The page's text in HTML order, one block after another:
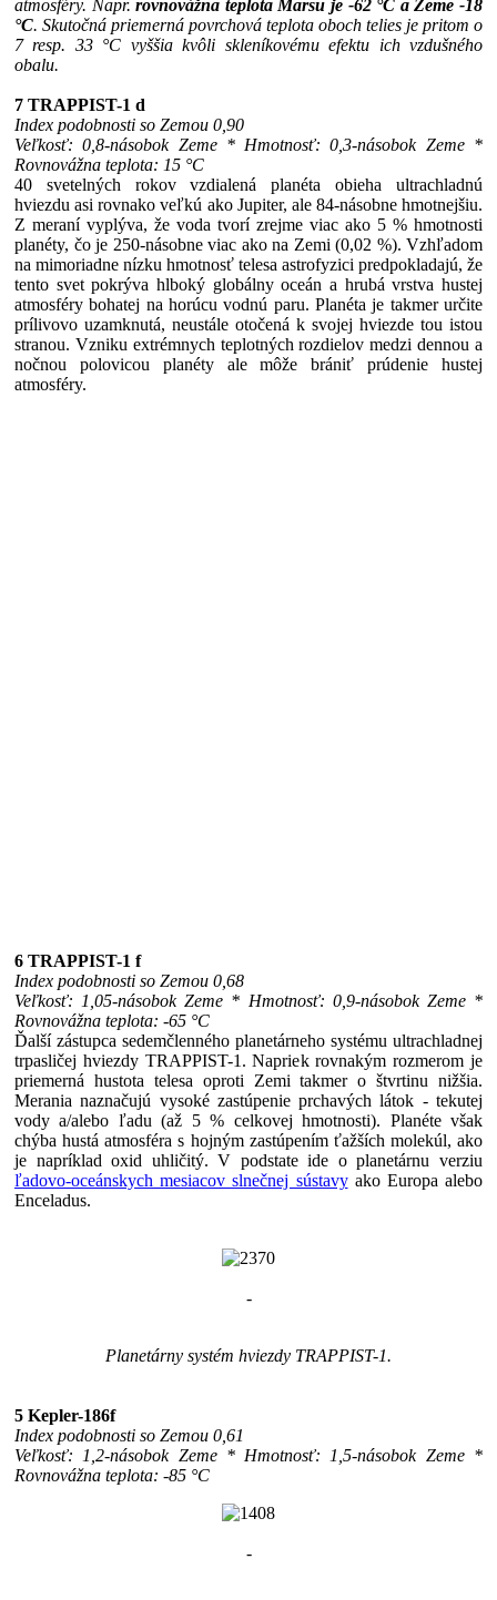
atmosféry. Napr.rovnovážna teplota Marsu je -62 °C a Zeme -18
°C. Skutočná priemerná povrchová teplota oboch telies je pritom o
7 resp. 33 °C vyššia kvôli skleníkovému efektu ich vzdušného
obalu.
7 TRAPPIST-1 d
Index podobnosti so Zemou 0,90
Veľkosť: 0,8-násobok Zeme * Hmotnosť: 0,3-násobok Zeme *
Rovnovážna teplota: 15 °C
40 svetelných rokov vzdialená planéta obieha ultrachladnú
hviezdu asi rovnako veľkú ako Jupiter, ale 84-násobne hmotnejšiu.
Z meraní vyplýva, že voda tvorí zrejme viac ako 5 % hmotnosti
planéty, čo je 250-násobne viac ako na Zemi (0,02 %). Vzhľadom
na mimoriadne nízku hmotnosť telesa astrofyzici predpokladajú, že
tento svet pokrýva hlboký globálny oceán a hrubá vrstva hustej
atmosféry bohatej na horúcu vodnú paru. Planéta je takmer určite
prílivovo uzamknutá, neustále otočená k svojej hviezde tou istou
stranou. Vzniku extrémnych teplotných rozdielov medzi dennou a
nočnou polovicou planéty ale môže brániť prúdenie hustej
atmosféry.
6 TRAPPIST-1 f
Index podobnosti so Zemou 0,68
Veľkosť: 1,05-násobok Zeme * Hmotnosť: 0,9-násobok Zeme *
Rovnovážna teplota: -65 °C
Ďalší zástupca sedemčlenného planetárneho systému ultrachladnej
trpasličej hviezdy TRAPPIST-1. Napriek rovnakým rozmerom je
priemerná hustota telesa oproti Zemi takmer o štvrtinu nižšia.
Merania naznačujú vysoké zastúpenie prchavých látok - tekutej
vody a/alebo ľadu (až 5 % celkovej hmotnosti). Planéte však
chýba hustá atmosféra s hojným zastúpením ťažších molekúl, ako
je napríklad oxid uhličitý. V podstate ide o planetárnu verziu
ľadovo-oceánskych mesiacov slnečnej sústavyako Europa alebo
Enceladus.
-
Planetárny systém hviezdy TRAPPIST-1.
5 Kepler-186f
Index podobnosti so Zemou 0,61
Veľkosť: 1,2-násobok Zeme * Hmotnosť: 1,5-násobok Zeme *
Rovnovážna teplota: -85 °C
-